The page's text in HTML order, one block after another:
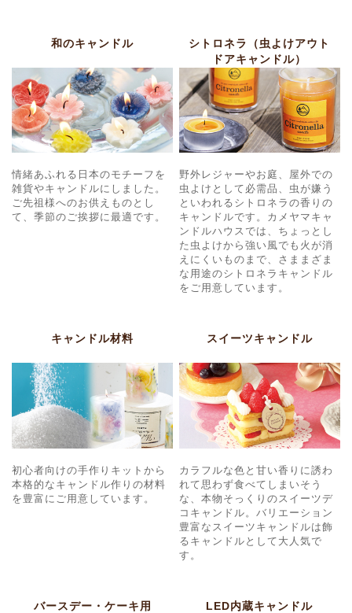
和のキャンドル
情緒あふれる日本のモチーフを
雑貨やキャンドルにしました。
ご先祖様へのお供えものとし
て、季節のご挨拶に最適です。
シトロネラ（虫よけアウト
ドアキャンドル）
野外レジャーやお庭、屋外での
虫よけとして必需品、虫が嫌う
といわれるシトロネラの香りの
キャンドルです。カメヤマキャ
ンドルハウスでは、ちょっとし
た虫よけから強い風でも火が消
えにくいものまで、さままざま
な用途のシトロネラキャンドル
をご用意しています。
キャンドル材料
初心者向けの手作りキットから
本格的なキャンドル作りの材料
を豊富にご用意しています。
スイーツキャンドル
カラフルな色と甘い香りに誘わ
れて思わず食べてしまいそう
な、本物そっくりのスイーツデ
コキャンドル。バリエーション
豊富なスイーツキャンドルは飾
るキャンドルとして大人気で
す。
バースデー・ケーキ用 LED内蔵キャンドル